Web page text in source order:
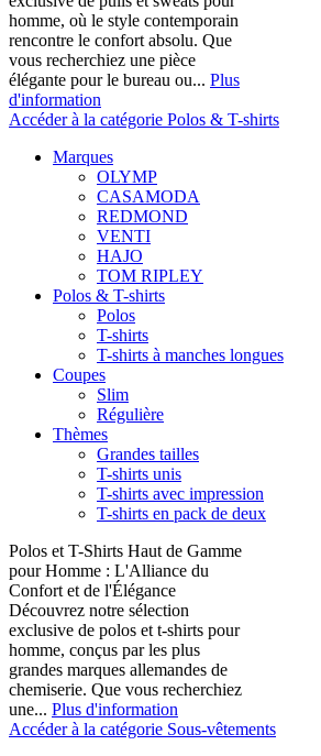
homme, où le style contemporain
rencontre le confort absolu. Que
vous recherchiez une pièce
élégante pour le bureau ou... Plus
d'information
Accéder à la catégorie Polos & T-shirts
Marques
OLYMP
CASAMODA
REDMOND
VENTI
HAJO
TOM RIPLEY
Polos & T-shirts
Polos
T-shirts
T-shirts à manches longues
Coupes
Slim
Régulière
Thèmes
Grandes tailles
T-shirts unis
T-shirts avec impression
T-shirts en pack de deux
Polos et T-Shirts Haut de Gamme
pour Homme : L'Alliance du
Confort et de l'Élégance
Découvrez notre sélection
exclusive de polos et t-shirts pour
homme, conçus par les plus
grandes marques allemandes de
chemiserie. Que vous recherchiez
une... Plus d'information
Accéder à la catégorie Sous-vêtements